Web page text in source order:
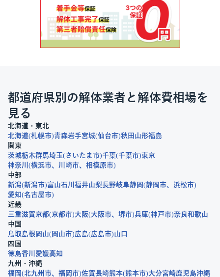
都道府県別の解体業者と解体費相場を
見る
北海道・東北
北海道 札幌市 青森岩手宮城 仙台市 秋田 山形福島
関東
茨城栃木群馬埼玉 さいたま市 千葉 千葉市 東京
神奈川
横浜市 川崎市
相模原市
中部
新潟 新潟市 富山石川 福井山梨長野岐阜静岡 静岡市
浜松市
愛知 名古屋市
近畿
三重滋賀京都 京都市 大阪 大阪市 堺市 兵庫 神戸市 奈良和歌山
中国
鳥取 島根 岡山 岡山市 広島 広島市 山口
四国
徳島香川 愛媛高知
九州・沖縄
福岡 北九州市 福岡市 佐賀長崎熊本 熊本市 大分宮崎鹿児島沖縄